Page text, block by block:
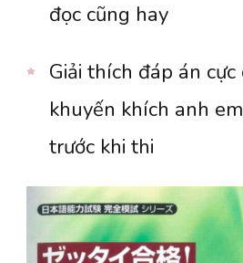
đọc cũng hay
Giải thích đáp án
khuyến khích anh
trước khi thi